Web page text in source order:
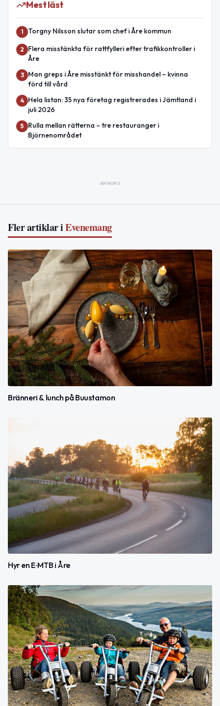
Mest läst
1 Torgny Nilsson slutar som chef i Åre kommun
2
Flera misstänkta för rattfylleri efter trafikkontroller i
Åre
3
Man greps i Åre misstänkt för misshandel – kvinna
förd till vård
4
Hela listan: 35 nya företag registrerades i Jämtland i
juli 2026
5
Rulla mellan rätterna – tre restauranger i
Björnenområdet
ANNONS
Fler artiklar iEvenemang
Bränneri & lunch på Buustamon
Hyr en E‑MTB i Åre